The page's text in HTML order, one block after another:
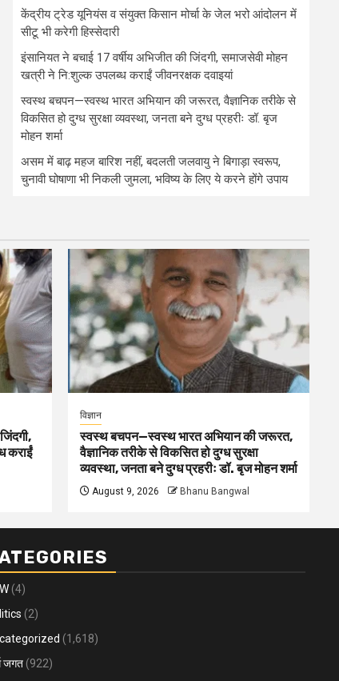
केंद्रीय ट्रेड यूनियंस व संयुक्त किसान मोर्चा के जेल भरो आंदोलन में
सीटू भी करेगी हिस्सेदारी
इंसानियत ने बचाई 17 वर्षीय अभिजीत की जिंदगी, समाजसेवी मोहन
खत्री ने नि:शुल्क उपलब्ध कराईं जीवनरक्षक दवाइयां
स्वस्थ बचपन—स्वस्थ भारत अभियान की जरूरत, वैज्ञानिक तरीके से
विकसित हो दुग्ध सुरक्षा व्यवस्था, जनता बने दुग्ध प्रहरीः डॉ. बृज
मोहन शर्मा
असम में बाढ़ महज बारिश नहीं, बदलती जलवायु ने बिगाड़ा स्वरूप,
चुनावी घोषाणा भी निकली जुमला, भविष्य के लिए ये करने होंगे उपाय
कराईं
विज्ञान
स्वस्थ बचपन—स्वस्थ भारत अभियान की जरूरत,
वैज्ञानिक तरीके से विकसित हो दुग्ध सुरक्षा
व्यवस्था, जनता बने दुग्ध प्रहरीः डॉ. बृज मोहन शर्मा
August 9, 2026 Bhanu Bangwal
(4)
(2)
(1,618)
जगत (922)